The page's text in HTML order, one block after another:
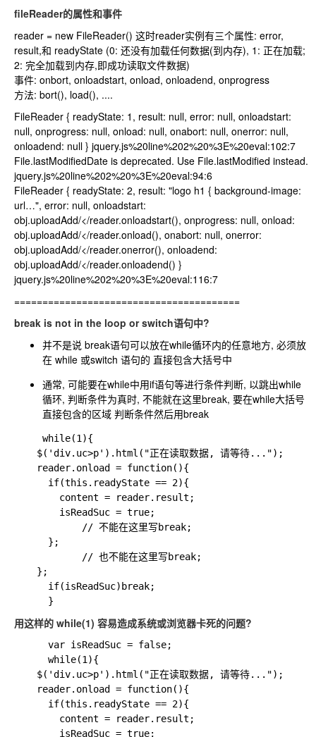
fileReader的属性和事件
reader = new FileReader() 这时reader实例有三个属性: error,
result,和 readyState (0: 还没有加载任何数据(到内存), 1: 正在加载;
2: 完全加载到内存,即成功读取文件数据)
事件: onbort, onloadstart, onload, onloadend, onprogress
方法: bort(), load(), ....
FileReader { readyState: 1, result: null, error: null, onloadstart:
null, onprogress: null, onload: null, onabort: null, onerror: null,
onloadend: null } jquery.js%20line%202%20%3E%20eval:102:7
File.lastModifiedDate is deprecated. Use File.lastModified instead.
jquery.js%20line%202%20%3E%20eval:94:6
FileReader { readyState: 2, result: "logo h1 { background-image:
url…", error: null, onloadstart:
obj.uploadAdd/</reader.onloadstart(), onprogress: null, onload:
obj.uploadAdd/</reader.onload(), onabort: null, onerror:
obj.uploadAdd/</reader.onerror(), onloadend:
obj.uploadAdd/</reader.onloadend() }
jquery.js%20line%202%20%3E%20eval:116:7
========================================
break is not in the loop or switch语句中?
并不是说 break语句可以放在while循环内的任意地方, 必须放
在 while 或switch 语句的 直接包含大括号中
通常, 可能要在while中用if语句等进行条件判断, 以跳出while
循环, 判断条件为真时, 不能就在这里break, 要在while大括号
直接包含的区域 判断条件然后用break
     while(1){
            // 不能在这里写break;
            // 也不能在这里写break;
      if(isReadSuc)break;
用这样的 while(1) 容易造成系统或浏览器卡死的问题?
      var isReadSuc = false;
      while(1){